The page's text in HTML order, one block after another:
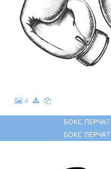
4
БОКС
БОКС